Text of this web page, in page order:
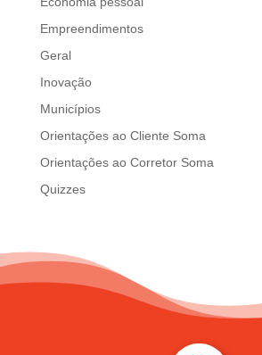
Empreendimentos
Geral
Inovação
Municípios
Orientações ao Cliente Soma
Orientações ao Corretor Soma
Quizzes